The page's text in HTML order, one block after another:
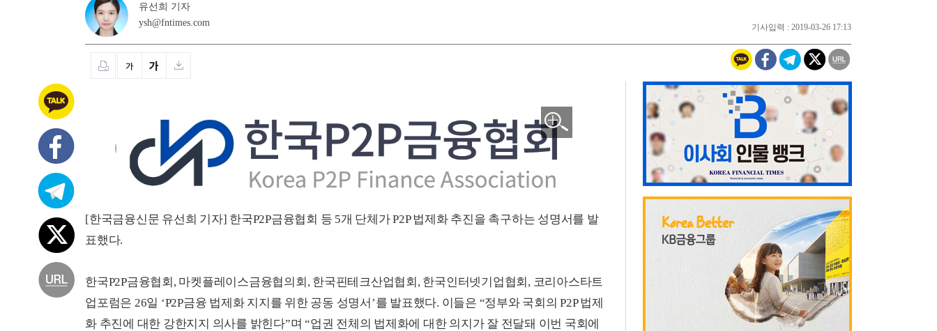
유선희 기자
ysh@fntimes.com
기사입력 : 2019-03-26 17:13
[한국금융신문 유선희 기자] 한국P2P금융협회 등 5개 단체가 P2P 법제화 추진을 촉구하는 성명서를 발
표했다.
한국P2P금융협회, 마켓플레이스금융협의회, 한국핀테크산업협회, 한국인터넷기업협회, 코리아스타트
업포럼은 26일 ‘P2P금융 법제화 지지를 위한 공동 성명서’를 발표했다. 이들은 “정부와 국회의 P2P 법제
화 추진에 대한 강한지지 의사를 밝힌다”며 “업권 전체의 법제화에 대한 의지가 잘 전달돼 이번 국회에